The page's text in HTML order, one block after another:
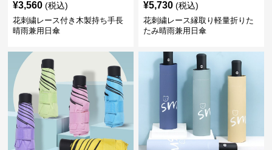
¥3,560 (税込)
花刺繍レース付き木製持ち手長
晴雨兼用日傘
¥5,730 (税込)
花刺繍レース縁取り軽量折りた
たみ晴雨兼用日傘